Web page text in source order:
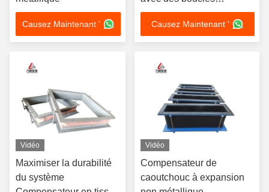
Causez Maintenant '
d'expansion de type
connexion de bride
Causez Maintenant '
Vidéo
Maximiser la durabilité
du système
Vidéo
Compensateur de
caoutchouc à expansion